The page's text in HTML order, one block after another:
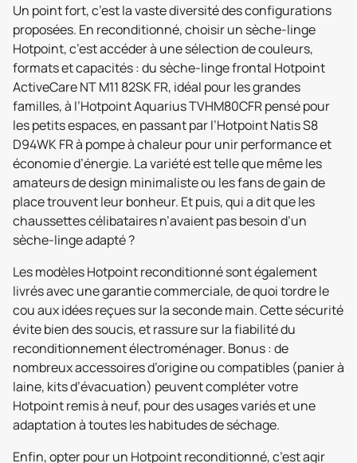
Un point fort, c’est la vaste diversité des configurations
proposées. En reconditionné, choisir un sèche-linge
Hotpoint, c’est accéder à une sélection de couleurs,
formats et capacités : du sèche-linge frontal Hotpoint
ActiveCare NT M11 82SK FR, idéal pour les grandes
familles, à l’Hotpoint Aquarius TVHM80CFR pensé pour
les petits espaces, en passant par l’Hotpoint Natis S8
D94WK FR à pompe à chaleur pour unir performance et
économie d’énergie. La variété est telle que même les
amateurs de design minimaliste ou les fans de gain de
place trouvent leur bonheur. Et puis, qui a dit que les
chaussettes célibataires n’avaient pas besoin d’un
sèche-linge adapté ?
Les modèles Hotpoint reconditionné sont également
livrés avec une garantie commerciale, de quoi tordre le
cou aux idées reçues sur la seconde main. Cette sécurité
évite bien des soucis, et rassure sur la fiabilité du
reconditionnement électroménager. Bonus : de
nombreux accessoires d’origine ou compatibles (panier à
laine, kits d’évacuation) peuvent compléter votre
Hotpoint remis à neuf, pour des usages variés et une
adaptation à toutes les habitudes de séchage.
Enfin, opter pour un Hotpoint reconditionné, c’est agir